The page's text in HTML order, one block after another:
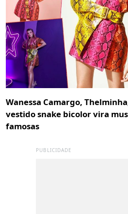
Wanessa Camargo,
vestido snake bicolor vira
famosas
PUBLICIDADE